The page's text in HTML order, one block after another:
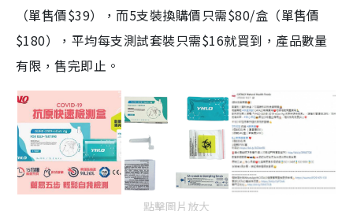
（單售價$39），而5支裝換購價只需$80/盒（單售價
$180），平均每支測試套裝只需$16就買到，產品數量
有限，售完即止。
點擊圖片放大